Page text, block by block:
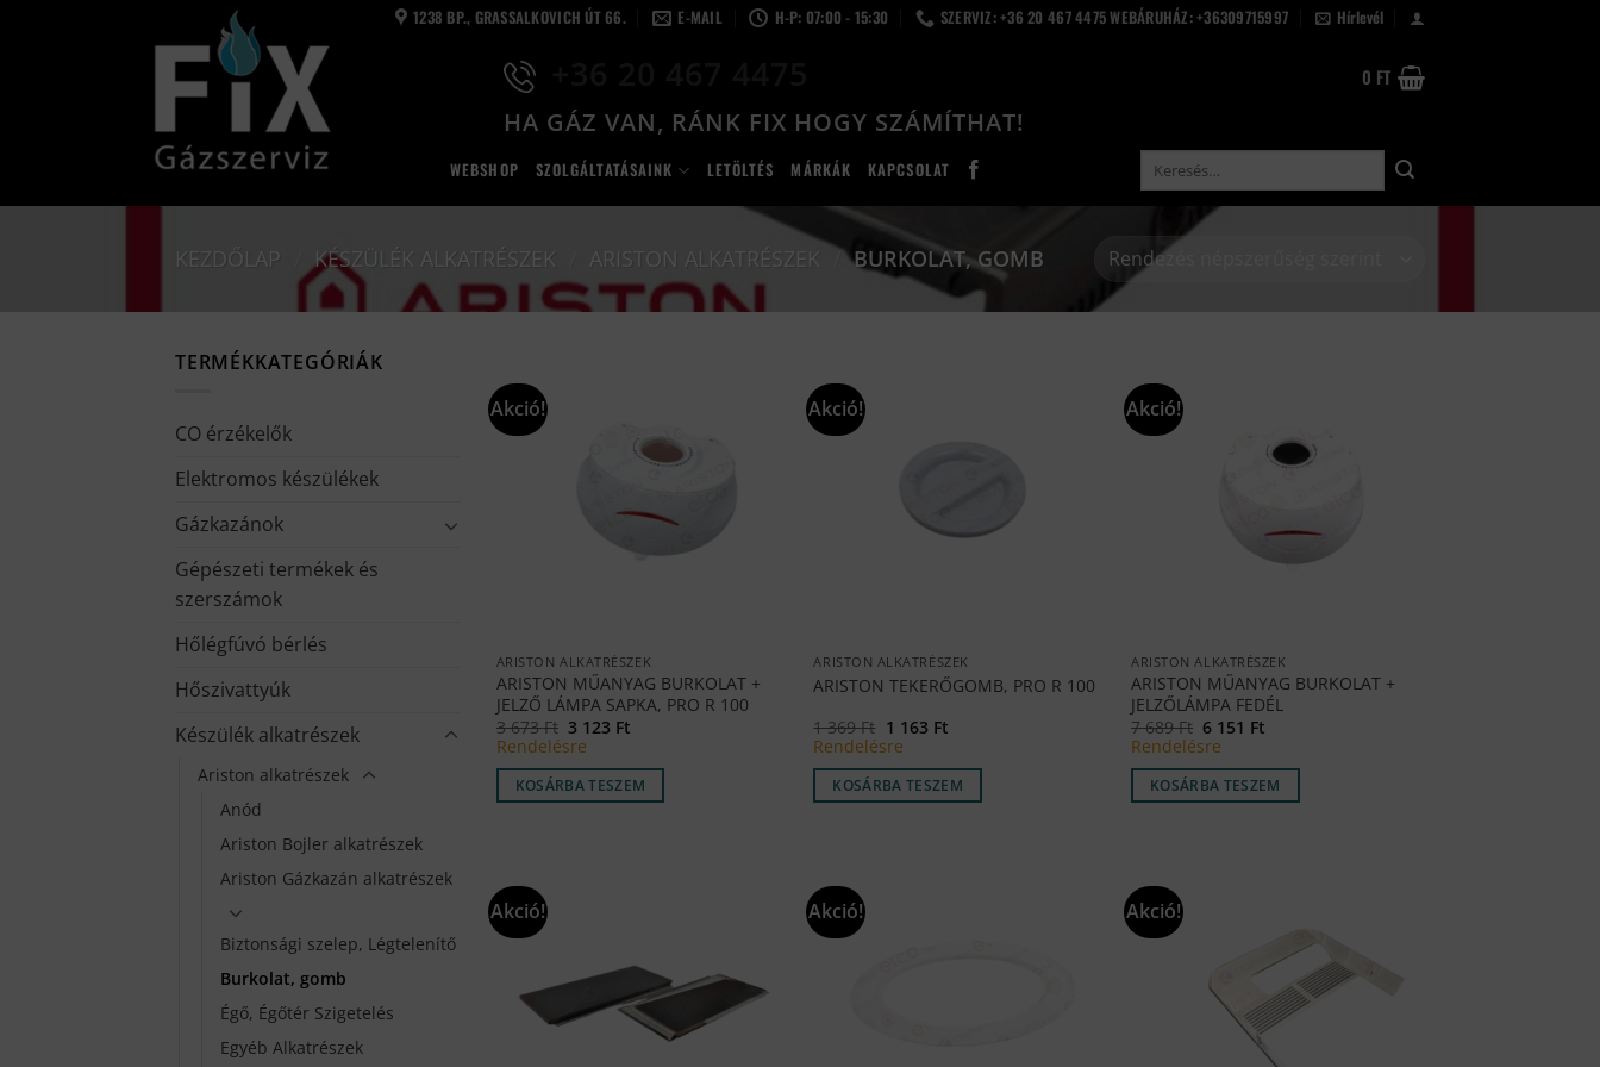
1238 BP., GRASSALKOVICH ÚT 66. E-MAIL H-P: 07:00 - 15:30 SZERVIZ: +36 20 467 4475 WEBÁRUHÁZ: +36309715997 Hírlevél
HA GÁZ VAN, RÁNK FIX HOGY SZÁMÍTHAT!
0 FT
WEBSHOP SZOLGÁLTATÁSAINK LETÖLTÉS MÁRKÁK KAPCSOLAT
Keresés
következőre:
KEZDŐLAP KÉSZÜLÉK ALKATRÉSZEK ARISTON ALKATRÉSZEK / BURKOLAT, GOMB
TERMÉKKATEGÓRIÁK
CO érzékelők
Elektromos készülékek
Gázkazánok
Gépészeti termékek és
szerszámok
Hőlégfúvó bérlés
Hőszivattyúk
Készülék alkatrészek
Ariston alkatrészek
Anód
Ariston Bojler alkatrészek
Ariston Gázkazán alkatrészek
Biztonsági szelep, Légtelenítő
Burkolat, gomb
Égő, Égőtér Szigetelés
Egyéb Alkatrészek
Akció!
ARISTON ALKATRÉSZEK
ARISTON MŰANYAG BURKOLAT +
JELZŐ LÁMPA SAPKA, PRO R 100
3 673Ft Original
price
was:
3
673 Ft.
3 123 Ft
3
123 Ft.
Rendelésre
KOSÁRBA TESZEM
Akció!
ARISTON ALKATRÉSZEK
ARISTON TEKERŐGOMB, PRO R 100
1 369Ft Original
price
was:
1
369 Ft.
1 163 FtCurrent
1
163 Ft.
Rendelésre
KOSÁRBA TESZEM
Akció!
ARISTON ALKATRÉSZEK
ARISTON MŰANYAG BURKOLAT +
JELZŐLÁMPA FEDÉL
7 689Ft Original
price
was:
7
689 Ft.
6 151 Ft
6
151 Ft.
Rendelésre
KOSÁRBA TESZEM
Akció! Akció! Akció!